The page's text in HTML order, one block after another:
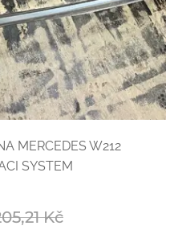
MERCEDES W212
SYSTEM
Kč